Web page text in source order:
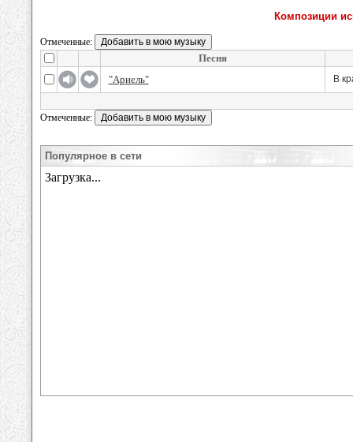
Композиции
Отмеченные:
Песня
"Ариель"
В
Отмеченные:
Популярное в сети